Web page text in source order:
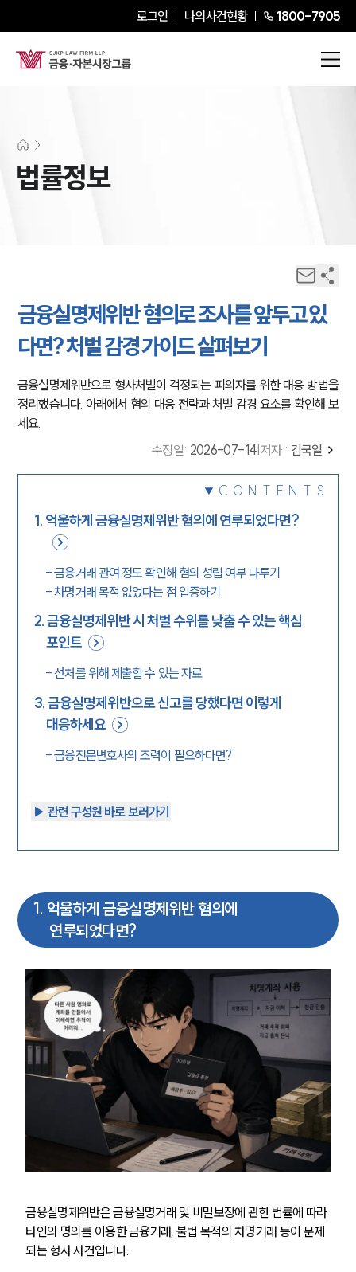
로그인 나의사건현황 1800-7905
법률정보
금융실명제위반 혐의로 조사를 앞두고 있
다면? 처벌 감경 가이드 살펴보기
금융실명제위반으로 형사처벌이 걱정되는 피의자를 위한 대응 방법을
정리했습니다. 아래에서 혐의 대응 전략과 처벌 감경 요소를 확인해 보
세요.
수정일: 2026-07-14 저자 : 김국일
CONTENTS
1. 억울하게 금융실명제위반 혐의에 연루되었다면?
-금융거래 관여 정도 확인해 혐의 성립 여부 다투기
-차명거래 목적 없었다는 점 입증하기
2.금융실명제위반 시 처벌 수위를 낮출 수 있는 핵심
포인트
-선처를 위해 제출할 수 있는 자료
3.금융실명제위반으로 신고를 당했다면 이렇게
대응하세요
-금융전문변호사의 조력이 필요하다면?
▶︎ 관련 구성원 바로 보러가기
1. 억울하게 금융실명제위반 혐의에
연루되었다면?
금융실명제위반은 금융실명거래 및 비밀보장에 관한 법률에 따라
타인의 명의를 이용한 금융거래, 불법 목적의 차명거래 등이 문제
되는 형사 사건입니다.